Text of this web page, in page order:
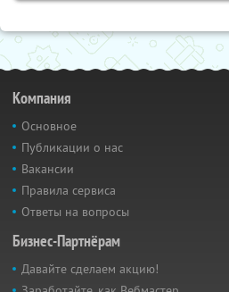
Компания
Основное
Публикации о нас
Вакансии
Правила сервиса
Ответы на вопросы
Бизнес-Партнёрам
Давайте сделаем акцию!